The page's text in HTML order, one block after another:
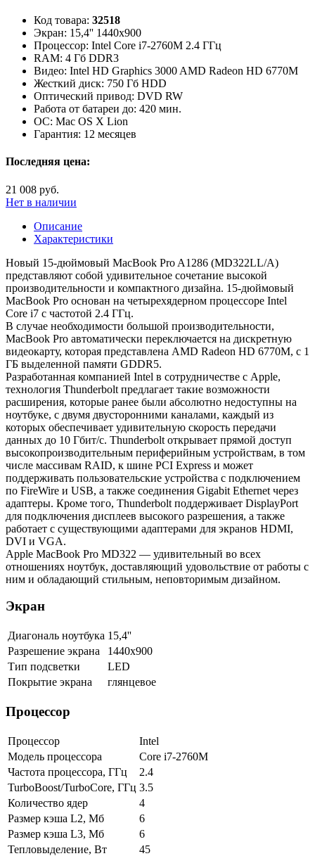
Код товара: 32518
Экран: 15,4'' 1440x900
Процессор: Intel Core i7-2760M 2.4 ГГц
RAM: 4 Гб DDR3
Видео: Intel HD Graphics 3000 AMD Radeon HD 6770M
Жесткий диск: 750 Гб HDD
Оптический привод: DVD RW
Работа от батареи до: 420 мин.
ОС: Mac OS X Lion
Гарантия: 12 месяцев
Последняя цена:
21 008 руб.
Нет в наличии
Описание
Характеристики
Новый 15-дюймовый MacBook Pro A1286 (MD322LL/A)
представляют собой удивительное сочетание высокой
производительности и компактного дизайна. 15-дюймовый
MacBook Pro основан на четырехядерном процессоре Intel
Core i7 с частотой 2.4 ГГц.
В случае необходимости большой производительности,
MacBook Pro автоматически переключается на дискретную
видеокарту, которая представлена AMD Radeon HD 6770M, с 1
ГБ выделенной памяти GDDR5.
Разработанная компанией Intel в сотрудничестве с Apple,
технология Thunderbolt предлагает такие возможности
расширения, которые ранее были абсолютно недоступны на
ноутбуке, с двумя двусторонними каналами, каждый из
которых обеспечивает удивительную скорость передачи
данных до 10 Гбит/с. Thunderbolt открывает прямой доступ
высокопроизводительным периферийным устройствам, в том
числе массивам RAID, к шине PCI Express и может
поддерживать пользовательские устройства с подключением
по FireWire и USB, а также соединения Gigabit Ethernet через
адаптеры. Кроме того, Thunderbolt поддерживает DisplayPort
для подключения дисплеев высокого разрешения, а также
работает с существующими адаптерами для экранов HDMI,
DVI и VGA.
Apple MacBook Pro MD322 — удивительный во всех
отношениях ноутбук, доставляющий удовольствие от работы с
ним и обладающий стильным, неповторимым дизайном.
Экран
Диагональ ноутбука 15,4''
Разрешение экрана
1440x900
Тип подсветки
LED
Покрытие экрана
глянцевое
Процессор
Процессор
Intel
Модель процессора
Core i7-2760M
Частота процессора, ГГц
2.4
TurboBoost/TurboCore, ГГц 3.5
Количество ядер
4
Размер кэша L2, Мб
6
Размер кэша L3, Мб
6
Тепловыделение, Вт
45